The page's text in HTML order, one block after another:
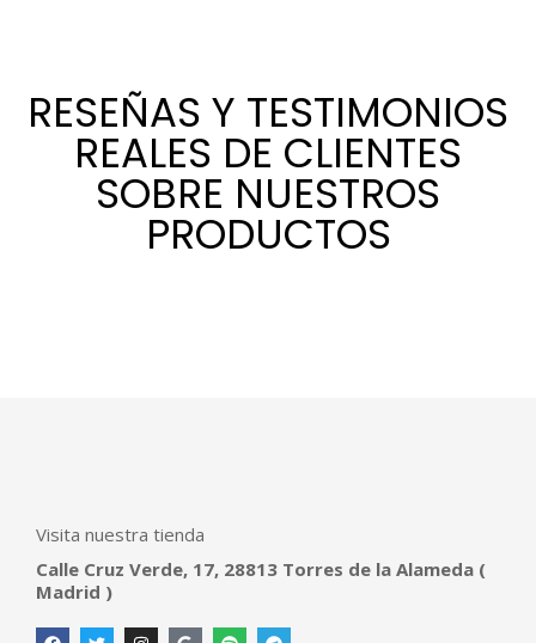
RESEÑAS Y TESTIMONIOS
REALES DE CLIENTES
SOBRE NUESTROS
PRODUCTOS
Visita nuestra tienda
Calle Cruz Verde, 17, 28813 Torres de la Alameda (
Madrid )